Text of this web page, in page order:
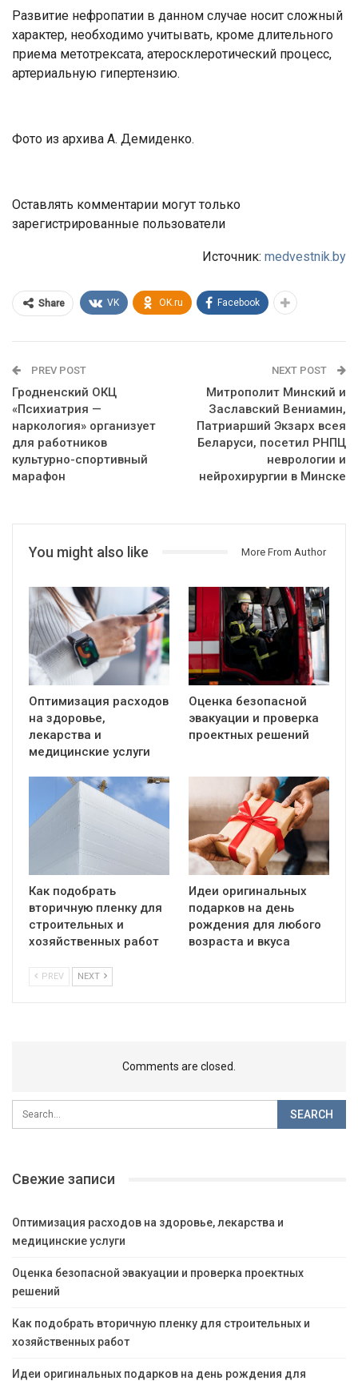
Развитие нефропатии в данном случае носит сложный
характер, необходимо учитывать, кроме длительного
приема метотрексата, атеросклеротический процесс,
артериальную гипертензию.
Фото из архива А. Демиденко.
Оставлять комментарии могут только
зарегистрированные пользователи
Источник: medvestnik.by
Share VK OK.ru Facebook
PREV POST
Гродненский ОКЦ
«Психиатрия —
наркология» организует
для работников
культурно-спортивный
марафон
NEXT POST
Митрополит Минский и
Заславский Вениамин,
Патриарший Экзарх всея
Беларуси, посетил РНПЦ
неврологии и
нейрохирургии в Минске
You might also like More From Author
Оптимизация расходов
на здоровье,
лекарства и
медицинские услуги
Оценка безопасной
эвакуации и проверка
проектных решений
Как подобрать
вторичную пленку для
строительных и
хозяйственных работ
Идеи оригинальных
подарков на день
рождения для любого
возраста и вкуса
PREV NEXT
Comments are closed.
Свежие записи
Оптимизация расходов на здоровье, лекарства и
медицинские услуги
Оценка безопасной эвакуации и проверка проектных
решений
Как подобрать вторичную пленку для строительных и
хозяйственных работ
Идеи оригинальных подарков на день рождения для